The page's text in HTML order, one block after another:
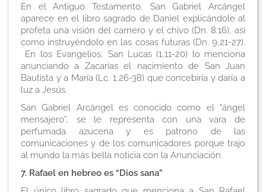
En el Antiguo Testamento, San Gabriel Arcángel
aparece en el libro sagrado de Daniel explicándole al
profeta una visión del carnero y el chivo (Dn. 8:16), así
como instruyéndolo en las cosas futuras (Dn. 9,21-27).
En los Evangelios, San Lucas (1,11-20) lo menciona
anunciando a Zacarías el nacimiento de San Juan
Bautista y a María (Lc. 1,26-38) que concebiría y daría a
luz a Jesús.
San Gabriel Arcángel es conocido como el “ángel
mensajero”, se le representa con una vara de
perfumada azucena y es patrono de las
comunicaciones y de los comunicadores porque trajo
al mundo la más bella noticia con la Anunciación.
7. Rafael en hebreo es “Dios sana”